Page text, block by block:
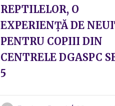
REPTILELOR, O
EXPERIENȚĂ DE
PENTRU COPIII DIN
CENTRELE DGASPC
5